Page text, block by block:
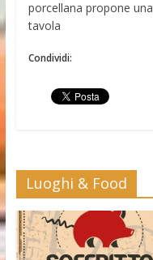
porcellana propone una
tavola
Condividi:
Luoghi & Food